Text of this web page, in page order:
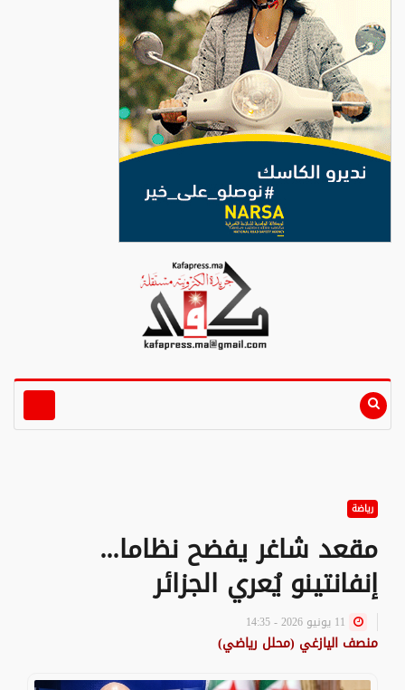
رياضة
مقعد شاغر يفضح نظاما...
إنفانتينو يُعري الجزائر
منصف اليازغي (محلل رياضي)